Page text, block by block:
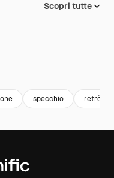
Scopri tutte
specchio retrò